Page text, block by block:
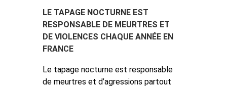
LE TAPAGE NOCTURNE EST
RESPONSABLE DE MEURTRES ET
DE VIOLENCES CHAQUE ANNÉE EN
FRANCE
Le tapage nocturne est responsable
de meurtres et d’agressions partout